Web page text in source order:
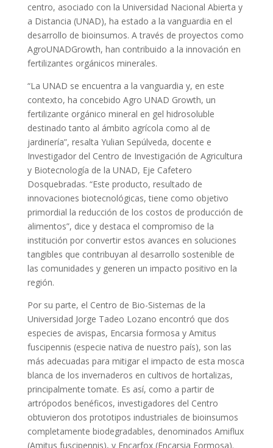
centro, asociado con la Universidad Nacional Abierta y
a Distancia (UNAD), ha estado a la vanguardia en el
desarrollo de bioinsumos. A través de proyectos como
AgroUNADGrowth, han contribuido a la innovación en
fertilizantes orgánicos minerales.
“La UNAD se encuentra a la vanguardia y, en este
contexto, ha concebido Agro UNAD Growth, un
fertilizante orgánico mineral en gel hidrosoluble
destinado tanto al ámbito agrícola como al de
jardinería”, resalta Yulian Sepúlveda, docente e
Investigador del Centro de Investigación de Agricultura
y Biotecnología de la UNAD, Eje Cafetero
Dosquebradas. “Este producto, resultado de
innovaciones biotecnológicas, tiene como objetivo
primordial la reducción de los costos de producción de
alimentos”, dice y destaca el compromiso de la
institución por convertir estos avances en soluciones
tangibles que contribuyan al desarrollo sostenible de
las comunidades y generen un impacto positivo en la
región.
Por su parte, el Centro de Bio-Sistemas de la
Universidad Jorge Tadeo Lozano encontró que dos
especies de avispas, Encarsia formosa y Amitus
fuscipennis (especie nativa de nuestro país), son las
más adecuadas para mitigar el impacto de esta mosca
blanca de los invernaderos en cultivos de hortalizas,
principalmente tomate. Es así, como a partir de
artrópodos benéficos, investigadores del Centro
obtuvieron dos prototipos industriales de bioinsumos
completamente biodegradables, denominados Amiflux
(Amitus fuscipennis), y Encarfox (Encarsia Formosa).